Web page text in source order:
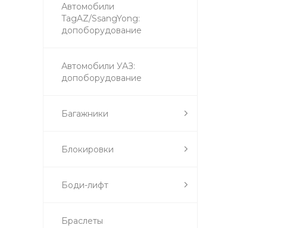
Автомобили
TagAZ/SsangYong:
допоборудование
Автомобили УАЗ:
допоборудование
Багажники
Блокировки
Боди-лифт
Браслеты